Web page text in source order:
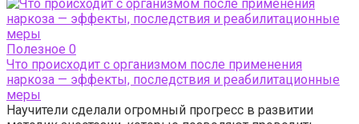
Полезное 0
Что происходит с организмом после применения
наркоза — эффекты, последствия и реабилитационные
меры
Научители сделали огромный прогресс в развитии